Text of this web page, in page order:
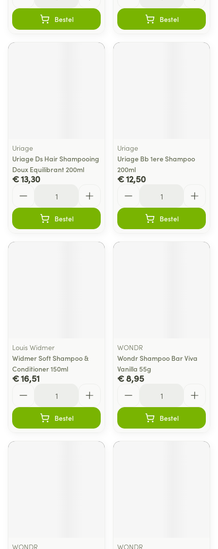
Bestel Bestel
Uriage
Uriage Ds Hair Shampooing
Doux Equilibrant 200ml
€ 13,30
Bestel
Uriage
Uriage Bb 1ere Shampoo
200ml
€ 12,50
Bestel
Louis Widmer
Widmer Soft Shampoo &
Conditioner 150ml
€ 16,51
Bestel
WONDR
Wondr Shampoo Bar Viva
Vanilla 55g
€ 8,95
Bestel
WONDR WONDR